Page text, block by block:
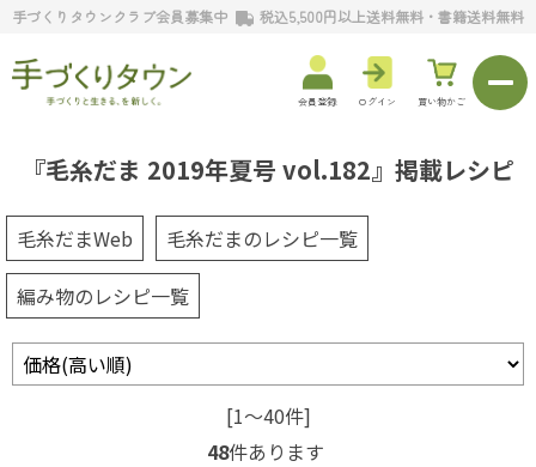
手づくりタウンクラブ会員募集中 税込5,500円以上送料無料・書籍送料無料
会員登録 ログイン 買い物かご
『毛糸だま 2019年夏号 vol.182』掲載レシピ
毛糸だまWeb
毛糸だまのレシピ一覧
編み物のレシピ一覧
[1～40件]
48件あります